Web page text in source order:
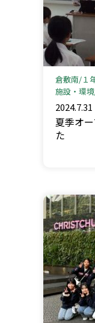
倉敷南 １
施設・環境
2024.7.31
夏季オ
た